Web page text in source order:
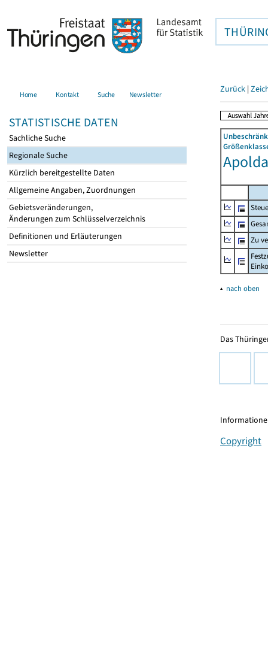
Home Kontakt Suche Newsletter
STATISTISCHE DATEN
Sachliche Suche
Regionale Suche
Kürzlich bereitgestellte Daten
Allgemeine Angaben, Zuordnungen
Gebietsveränderungen,
Änderungen zum Schlüsselverzeichnis
Definitionen und Erläuterungen
Newsletter
Zurück |
Zu
▴ nach oben
Das
Copyright